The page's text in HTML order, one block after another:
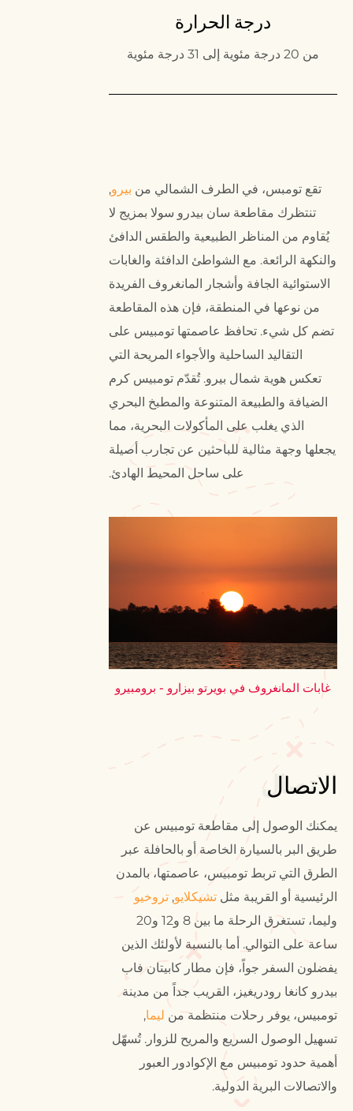
تقع تومبس، في الطرف الشمالي من بيرو,
تنتظرك مقاطعة سان بيدرو سولا بمزيج لا
يُقاوم من المناظر الطبيعية والطقس الدافئ
والنكهة الرائعة. مع الشواطئ الدافئة والغابات
الاستوائية الجافة وأشجار المانغروف الفريدة
من نوعها في المنطقة، فإن هذه المقاطعة
تضم كل شيء. تحافظ عاصمتها تومبيس على
التقاليد الساحلية والأجواء المريحة التي
تعكس هوية شمال بيرو. تُقدّم تومبيس كرم
الضيافة والطبيعة المتنوعة والمطبخ البحري
الذي يغلب على المأكولات البحرية، مما
يجعلها وجهة مثالية للباحثين عن تجارب أصيلة
على ساحل المحيط الهادئ.
غابات المانغروف في بويرتو بيزارو - برومبيرو
الاتصال
الاتصال
يمكنك الوصول إلى مقاطعة تومبيس عن
طريق البر بالسيارة الخاصة أو بالحافلة عبر
الطرق التي تربط تومبيس، عاصمتها، بالمدن
الرئيسية أو القريبة مثل تشيكلايو, تروخيو
وليما، تستغرق الرحلة ما بين 8 و12 و20
ساعة على التوالي. أما بالنسبة لأولئك الذين
يفضلون السفر جواً، فإن مطار كابيتان فاب
بيدرو كانغا رودريغيز، القريب جداً من مدينة
تومبيس، يوفر رحلات منتظمة من ليما,
تسهيل الوصول السريع والمريح للزوار. تُسهّل
أهمية حدود تومبيس مع الإكوادور العبور
والاتصالات البرية الدولية.
درجة الحرارة
من 20 درجة مئوية إلى 31 درجة مئوية